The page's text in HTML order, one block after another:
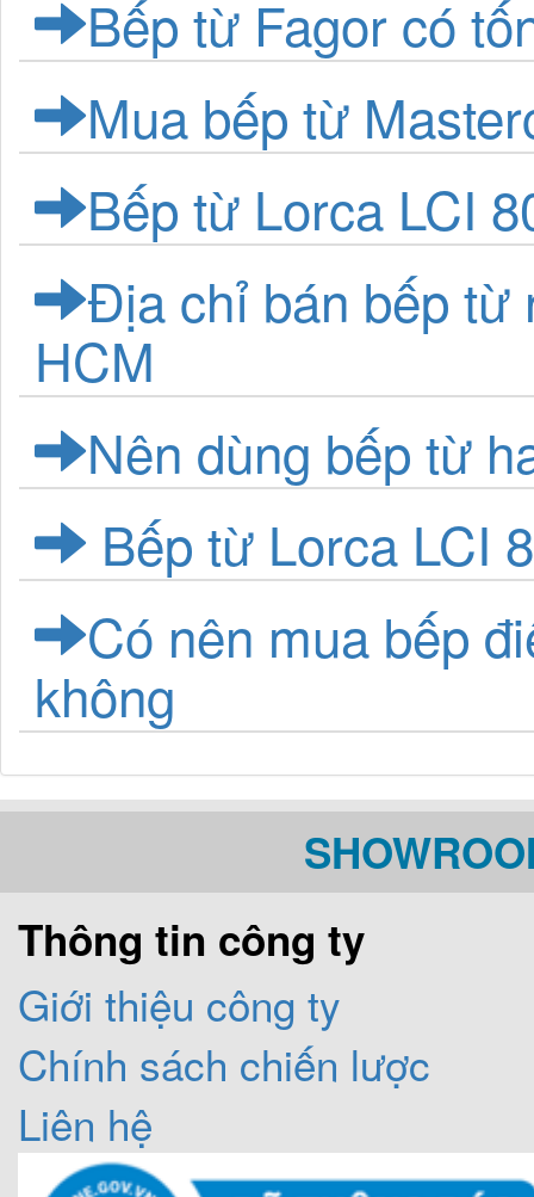
Bếp từ Fagor có
Mua bếp từ
Bếp từ Lorca LCI
Địa chỉ bán bếp từ
HCM
Nên dùng bếp từ
Bếp từ Lorca LCI
Có nên mua bếp
không
Thông tin công ty
Giới thiệu công ty
Chính sách chiến lược
Liên hệ